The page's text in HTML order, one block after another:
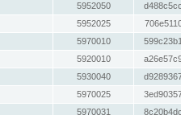
5952050
5952025
5970010
5920010
5930040
5970025
5970031